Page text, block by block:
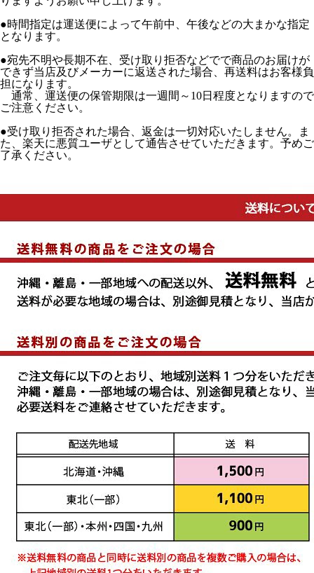
●時間指定は運送便によって午前中、午後などの大まかな指定
となります。
●宛先不明や長期不在、受け取り拒否などでで商品のお届けが
できず当店及びメーカーに返送された場合、再送料はお客様負
担になります。
通常、運送便の保管期限は一週間～10日程度となりますので
ご注意ください。
●受け取り拒否された場合、返金は一切対応いたしません。ま
た、楽天に悪質ユーザとして通告させていただきます。予めご
了承ください。